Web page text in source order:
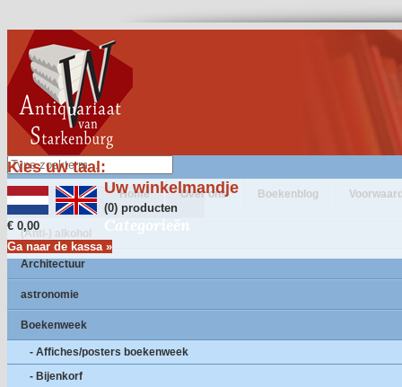
Kies uw taal:
Uw winkelmandje
(0) producten
€ 0,00
Ga naar de kassa »
Home Over ons Boekenblog
Categorieën
(Anti-) alkohol
Architectuur
astronomie
Boekenweek
- Affiches/posters boekenweek
- Bijenkorf